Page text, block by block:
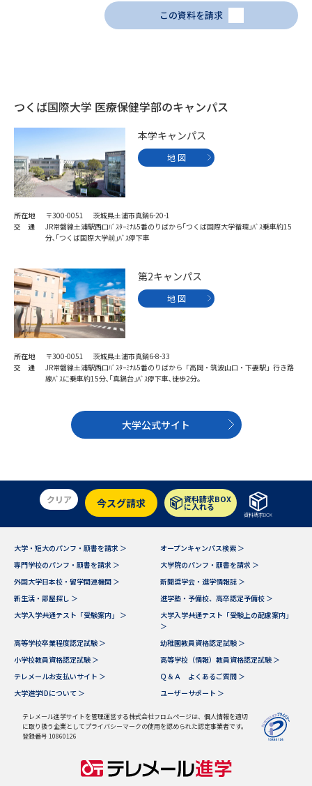
オープンキャンパスなどを調べる
来場型・Web型イベント特集 夢ナビライブ
受験準備 資料検索
志望校・出願校を調べる
先輩が入学を決めた理由 テレメール全国一斉進学調査
新生活お役立ちガイド
学問発見
大学で学びたい学問発見
学問のミニ講義「夢ナビ講義」 学問分野解説
夢ナビライブ
ユーザーサポート
Ｑ＆Ａ よくあるご質問 大学進学IDについて
受付内容・発送状況の確認
テレメール
お支払いサイト
訂正のご案内
この資料を請求
つくば国際大学 医療保健学部のキャンパス
本学キャンパス
地 図
所在地
〒300-0051 茨城県土浦市真鍋6-20-1
交 通
JR常磐線土浦駅西口ﾊﾞｽﾀｰﾐﾅﾙ5番のりばから｢つくば国際大学循環｣ﾊﾞｽ乗車約15
分､｢つくば国際大学前｣ﾊﾞｽ停下車
第2キャンパス
地 図
所在地
〒300-0051 茨城県土浦市真鍋6-8-33
交 通
JR常磐線土浦駅西口ﾊﾞｽﾀｰﾐﾅﾙ5番のりばから「高岡・筑波山口・下妻駅」行き路
線ﾊﾞｽに乗車約15分､｢真鍋台｣ﾊﾞｽ停下車､徒歩2分｡
大学公式サイト
クリア 今スグ請求 資料請求BOX
に入れる
資料請求BOX
大学・短大のパンフ・願書を請求 ＞
オープンキャンパス検索 ＞
専門学校のパンフ・願書を請求 ＞
大学院のパンフ・願書を請求 ＞
外国大学日本校・留学関連機関 ＞
新聞奨学会・進学情報誌 ＞
新生活・部屋探し ＞
進学塾・予備校、高卒認定予備校 ＞
大学入学共通テスト「受験案内」 ＞
大学入学共通テスト「受験上の配慮案内」
＞
高等学校卒業程度認定試験 ＞
幼稚園教員資格認定試験 ＞
小学校教員資格認定試験 ＞
高等学校（情報）教員資格認定試験 ＞
テレメールお支払いサイト ＞
Ｑ＆Ａ よくあるご質問 ＞
大学進学IDについて ＞
ユーザーサポート ＞
テレメール進学サイトを管理運営する株式会社フロムページは、個人情報を適切
に取り扱う企業としてプライバシーマークの使用を認められた認定事業者です。
登録番号 10860126